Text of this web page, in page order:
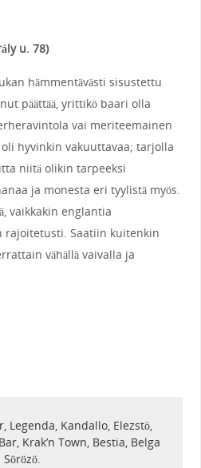
u. 78)
hämmentävästi sisustettu
päättää, yrittikö baari olla
vai meriteemainen
hyvinkin vakuuttavaa; tarjolla
niitä olikin tarpeeksi
ja monesta eri tyylistä myös.
vaikkakin englantia
rajoitetusti. Saatiin kuitenkin
vähällä vaivalla ja
Legenda, Kandallo, Elezstö,
Krak’n Town, Bestia, Belga
Sörözö.